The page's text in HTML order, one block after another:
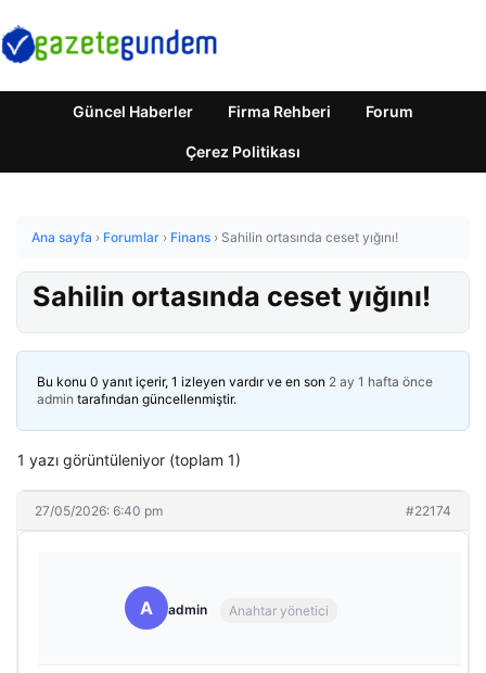
Güncel Haberler Firma Rehberi Forum
Çerez Politikası
Ana sayfa › Forumlar › Finans › Sahilin ortasında ceset yığını!
Sahilin ortasında ceset yığını!
Bu konu 0 yanıt içerir, 1 izleyen vardır ve en son 2 ay 1 hafta önce
admin tarafından güncellenmiştir.
1 yazı görüntüleniyor (toplam 1)
27/05/2026: 6:40 pm #22174
A admin Anahtar yönetici